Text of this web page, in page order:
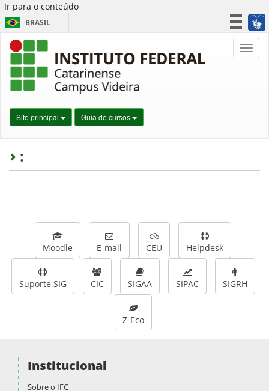
Ir para o conteúdo
BRASIL
Simplifique!
Site principal Guia de cursos
:
Moodle E-mail CEU Helpdesk
Suporte SIG CIC SIGAA SIPAC SIGRH
Z-Eco
Institucional
Sobre o IFC